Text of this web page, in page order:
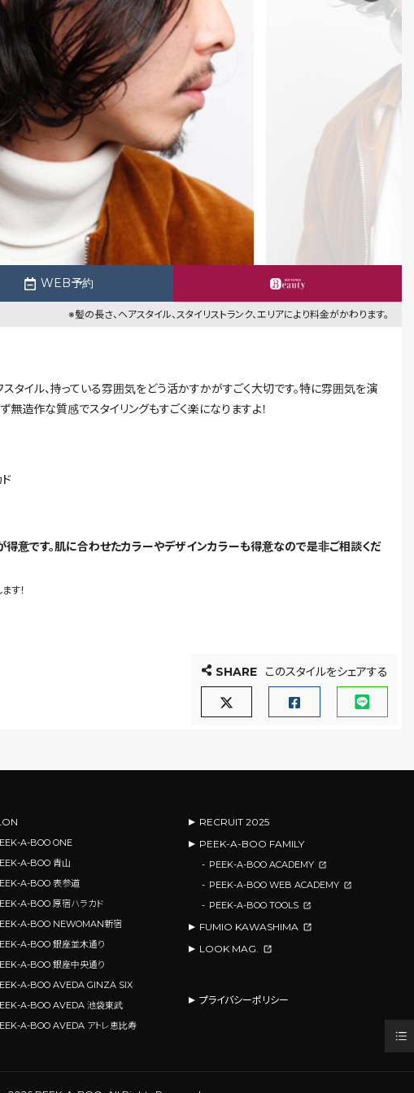
WEB予約
※髪の長さ、ヘアスタイル、スタイリストランク、エリアにより料金がかわります。
意です。肌に合わせたカラーやデザインカラーも得意なので是非ご相談くだ
す！
タイル、持っている雰囲気をどう活かすかがすごく大切です。特に雰囲気を演
造作な質感でスタイリングもすごく楽になりますよ！
SHARE このスタイルをシェアする
A-BOO ONE
A-BOO 青山
A-BOO 表参道
A-BOO 原宿ハラカド
A-BOO NEWOMAN新宿
A-BOO 銀座並木通り
A-BOO 銀座中央通り
A-BOO AVEDA GINZA SIX
A-BOO AVEDA 池袋東武
A-BOO AVEDA アトレ恵比寿
RECRUIT 2025
PEEK-A-BOO FAMILY
PEEK-A-BOO ACADEMY
PEEK-A-BOO WEB ACADEMY
PEEK-A-BOO TOOLS
FUMIO KAWASHIMA
LOOK MAG.
プライバシーポリシー